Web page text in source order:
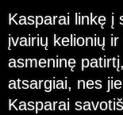
Kasparai linkę į
įvairių kelionių
asmeninę
atsargiai, nes
Kasparai